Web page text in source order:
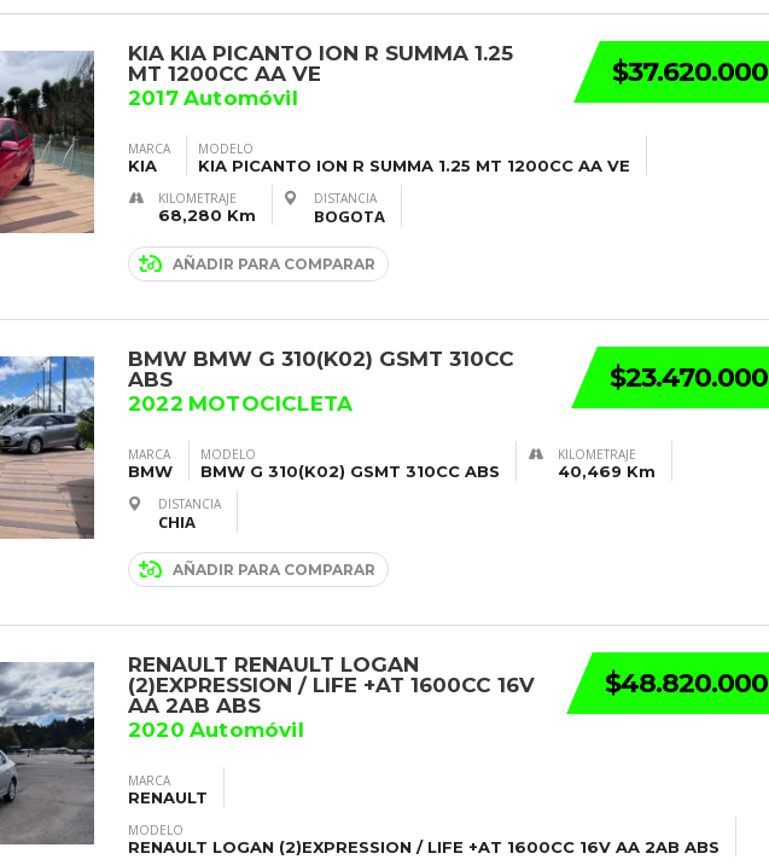
$37.620.000
KIA KIA PICANTO ION R SUMMA 1.25
MT 1200CC AA VE
2017 Automóvil
MARCA
KIA
MODELO
KIA PICANTO ION R SUMMA 1.25 MT 1200CC AA VE
KILOMETRAJE
68,280 Km
DISTANCIA
BOGOTA
AÑADIR PARA COMPARAR
$23.470.000
BMW BMW G 310(K02) GSMT 310CC
ABS
2022 MOTOCICLETA
MARCA
BMW
MODELO
BMW G 310(K02) GSMT 310CC ABS
KILOMETRAJE
40,469 Km
DISTANCIA
CHIA
AÑADIR PARA COMPARAR
$48.820.000
RENAULT RENAULT LOGAN
(2)EXPRESSION / LIFE +AT 1600CC 16V
AA 2AB ABS
2020 Automóvil
MARCA
RENAULT
MODELO
RENAULT LOGAN (2)EXPRESSION / LIFE +AT 1600CC 16V AA 2AB ABS